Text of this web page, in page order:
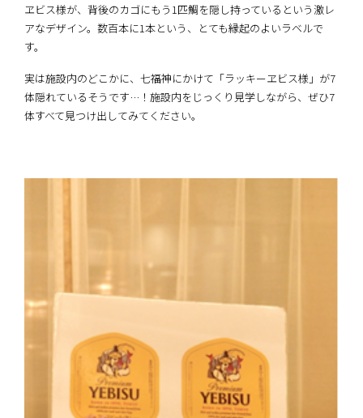
ヱビス様が、背後のカゴにもう1匹鯛を隠し持っているという激レ
アなデザイン。数百本に1本という、とても縁起のよいラベルで
す。
実は施設内のどこかに、七福神にかけて「ラッキーヱビス様」が7
体隠れているそうです…！施設内をじっくり見学しながら、ぜひ7
体すべて見つけ出してみてください。